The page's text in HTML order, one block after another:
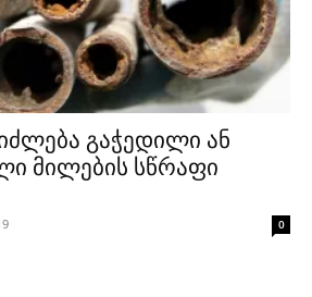
გაჭედილი ან
მილების სწრაფი
0